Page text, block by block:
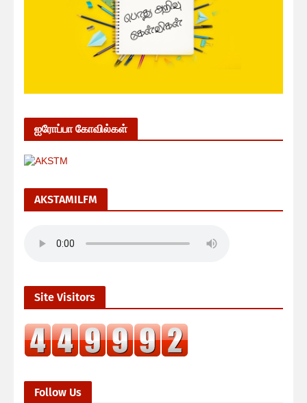
ஐரோப்பா கோவில்கள்
AKSTAMILFM
Site Visitors
Follow Us